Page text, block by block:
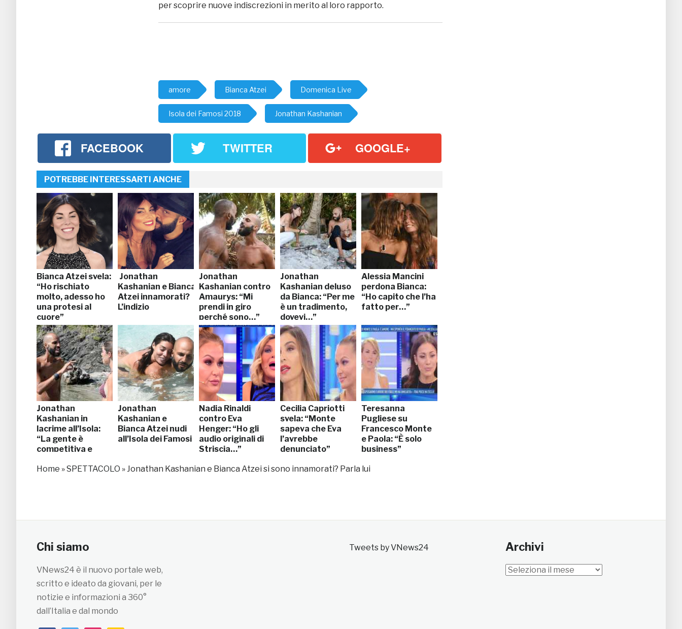
per scoprire nuove indiscrezioni in merito al loro rapporto.
amore Bianca Atzei Domenica Live
Isola dei Famosi 2018 Jonathan Kashanian
FACEBOOK TWITTER GOOGLE+
POTREBBE INTERESSARTI ANCHE
Bianca Atzei svela:
“Ho rischiato
molto, adesso ho
una protesi al
cuore”
Jonathan
Kashanian e Bianca
Atzei innamorati?
L’indizio
Jonathan
Kashanian contro
Amaurys: “Mi
prendi in giro
perché sono…”
Jonathan
Kashanian deluso
da Bianca: “Per me
è un tradimento,
dovevi…”
Alessia Mancini
perdona Bianca:
“Ho capito che l’ha
fatto per…”
Jonathan
Kashanian in
lacrime all’Isola:
“La gente è
competitiva e
Jonathan
Kashanian e
Bianca Atzei nudi
all’Isola dei Famosi
Nadia Rinaldi
contro Eva
Henger: “Ho gli
audio originali di
Striscia…”
Cecilia Capriotti
svela: “Monte
sapeva che Eva
l’avrebbe
denunciato”
Teresanna
Pugliese su
Francesco Monte
e Paola: “È solo
business”
Home »SPETTACOLO » Jonathan Kashanian e Bianca Atzei si sono innamorati? Parla lui
Chi siamo
VNews24 è il nuovo portale web,
scritto e ideato da giovani, per le
notizie e informazioni a 360°
dall’Italia e dal mondo
Tweets by VNews24 Archivi
Archivi